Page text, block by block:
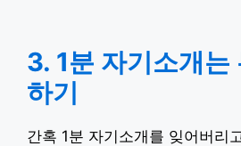
3. 1분 자기소개는
하기
간혹 1분 자기소개를 잊어버리